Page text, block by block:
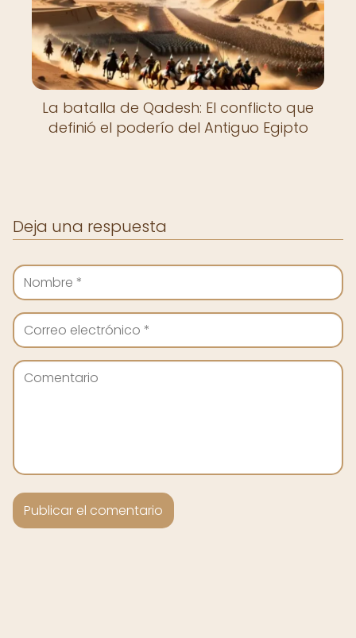
La batalla de Qadesh: El conflicto que
definió el poderío del Antiguo Egipto
Deja una respuesta